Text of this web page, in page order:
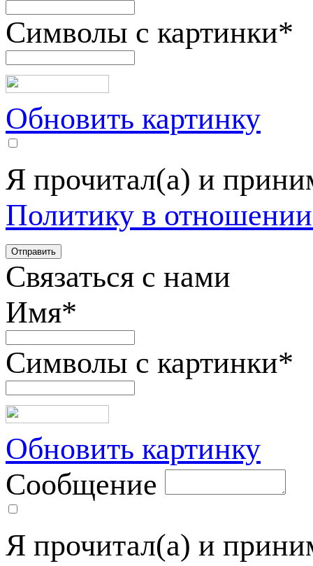
Символы с картинки*
Обновить картинку
Я прочитал(а) и
Политику в
Связаться с нами
Имя*
Символы с картинки*
Обновить картинку
Сообщение
Я прочитал(а) и